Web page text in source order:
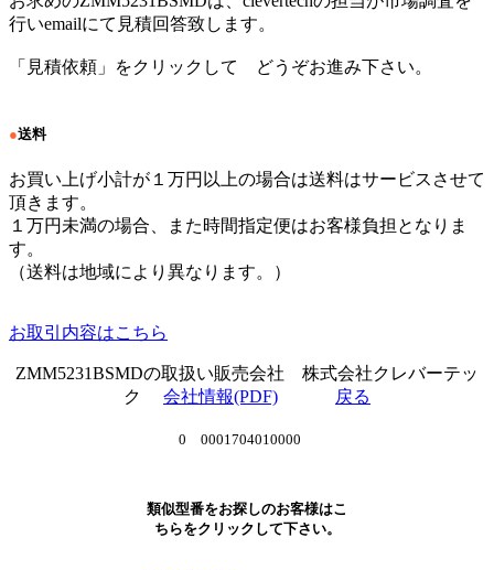
行いemailにて見積回答致します。
「見積依頼」をクリックして どうぞお進み下さい。
●送料
お買い上げ小計が１万円以上の場合は送料はサービスさせて
頂きます。
１万円未満の場合、また時間指定便はお客様負担となりま
す。
（送料は地域により異なります。）
お取引内容はこちら
ZMM5231BSMDの取扱い販売会社 株式会社クレバーテッ
ク 会社情報(PDF) 戻る
0 0001704010000
類似型番をお探しのお客様はこ
ちらをクリックして下さい。